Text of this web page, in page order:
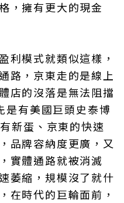
，擁有更大的現金
利模式就類似這樣，
路，京東走的是線上
店的沒落是無法阻擋
是有美國巨頭史泰博
新蛋、京東的快速
品牌容納度更廣，又
實體通路就被消滅
萎縮，規模沒了就什
在時代的巨輪面前，